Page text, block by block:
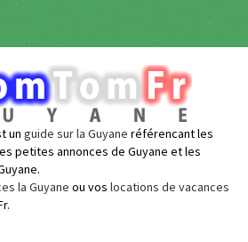
un guide sur la Guyane référencant les
petites annonces de Guyane et les
la Guyane ou vos locations de vacances